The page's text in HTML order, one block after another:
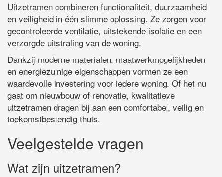
Uitzetramen combineren functionaliteit, duurzaamheid
en veiligheid in één slimme oplossing. Ze zorgen voor
gecontroleerde ventilatie, uitstekende isolatie en een
verzorgde uitstraling van de woning.
Dankzij moderne materialen, maatwerkmogelijkheden
en energiezuinige eigenschappen vormen ze een
waardevolle investering voor iedere woning. Of het nu
gaat om nieuwbouw of renovatie, kwalitatieve
uitzetramen dragen bij aan een comfortabel, veilig en
toekomstbestendig thuis.
Veelgestelde vragen
Wat zijn uitzetramen?